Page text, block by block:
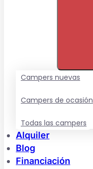
Campers nuevas
Campers de ocasión
Todas las campers
Alquiler
Blog
Financiación